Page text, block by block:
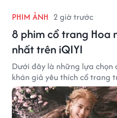
PHIM ẢNH 2 giờ trước
8 phim cổ trang Hoa
nhất trên iQIYI
Dưới đây là những lựa chọn
khán giả yêu thích cổ trang